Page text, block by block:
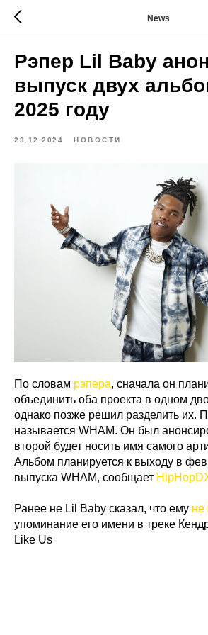
News
Рэпер Lil Baby
выпуск двух
2025 году
23.12.2024 НОВОСТИ
По словам рэпера, сначала он
объединить оба проекта в одном
однако позже решил разделить их.
называется WHAM. Он был
второй будет носить имя самого
Альбом планируется к выходу в
выпуска WHAM, сообщает
Ранее не Lil Baby сказал, что ему не
упоминание его имени в треке
Like Us